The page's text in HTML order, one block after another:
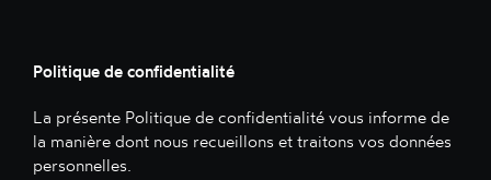
Politique de confidentialité
La présente Politique de confidentialité vous informe de
la manière dont nous recueillons et traitons vos données
personnelles.